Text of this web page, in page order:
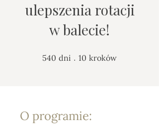
ulepszenia rotacji
w balecie!
540 dni 540 dni
10 kroków
O programie: